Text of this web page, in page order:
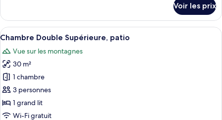
le
type
de
Chambre
Supérieure
Voir les prix
Afficher
toutes
les
photos
pour
ce
type
de
Chambre Double Supérieure, patio |
37
Chambre Double Supérieure, patio
Vue sur les montagnes
30 m²
1 chambre
3 personnes
1 grand lit
Wi-Fi gratuit